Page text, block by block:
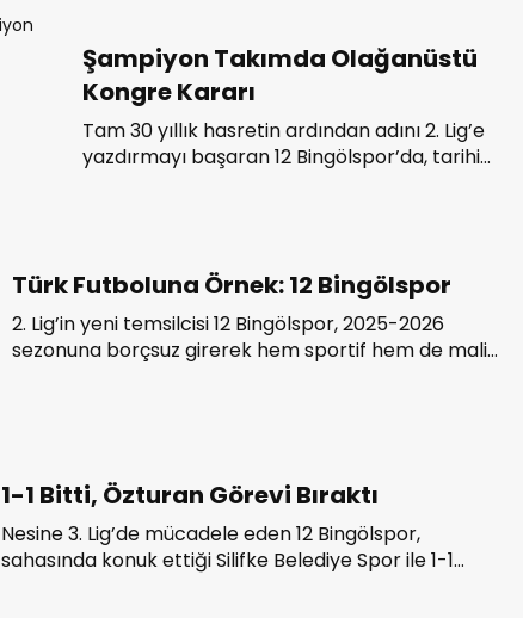
Şampiyon Takımda Olağanüstü
Kongre Kararı
Tam 30 yıllık hasretin ardından adını 2. Lig’e
yazdırmayı başaran 12 Bingölspor’da, tarihi
Türk Futboluna Örnek: 12 Bingölspor
2. Lig’in yeni temsilcisi 12 Bingölspor, 2025-2026
sezonuna borçsuz girerek hem sportif hem de mali
1-1 Bitti, Özturan Görevi Bıraktı
Nesine 3. Lig’de mücadele eden 12 Bingölspor,
sahasında konuk ettiği Silifke Belediye Spor ile 1-1